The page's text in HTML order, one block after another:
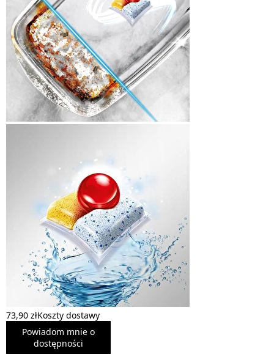
73,90 złKoszty dostawy
Powiadom mnie o
dostępności